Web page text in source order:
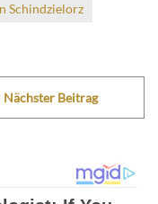
Schindzielorz
Nächster Beitrag